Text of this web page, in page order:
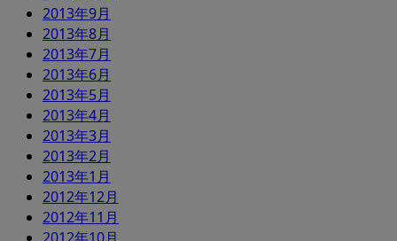
2013年9月
2013年8月
2013年7月
2013年6月
2013年5月
2013年4月
2013年3月
2013年2月
2013年1月
2012年12月
2012年11月